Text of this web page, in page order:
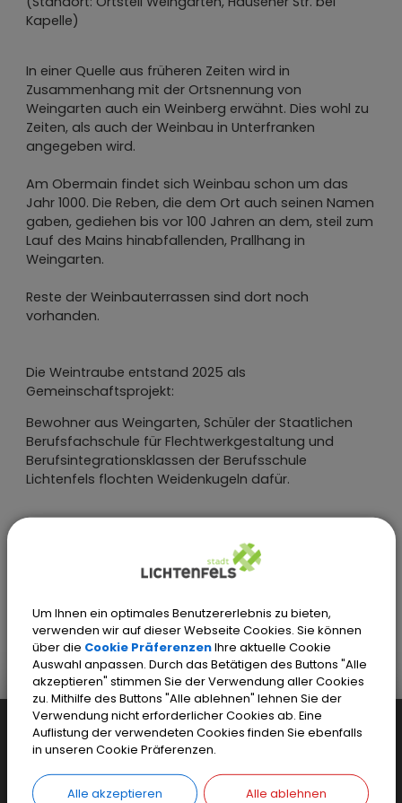
Die Korbstadtkönigin
Stadt Lichtenfels
Kultur + Tourismus
Flechtkultur
Flechtwerke in Lichtenfels und Ortsteilen
Die Weintraube
Kapelle)
In einer Quelle aus früheren Zeiten wird in
Zusammenhang mit der Ortsnennung von
Weingarten auch ein Weinberg erwähnt. Dies wohl zu
Zeiten, als auch der Weinbau in Unterfranken
angegeben wird.
Am Obermain findet sich Weinbau schon um das
Jahr 1000. Die Reben, die dem Ort auch seinen Namen
gaben, gediehen bis vor 100 Jahren an dem, steil zum
Lauf des Mains hinabfallenden, Prallhang in
Weingarten.
Reste der Weinbauterrassen sind dort noch
vorhanden.
Die Weintraube entstand 2025 als
Gemeinschaftsprojekt:
Bewohner aus Weingarten, Schüler der Staatlichen
Berufsfachschule für Flechtwerkgestaltung und
Berufsintegrationsklassen der Berufsschule
Lichtenfels flochten Weidenkugeln dafür.
Künstlerin: Irmgard Wissing, Bad Bevensen
Weiteres...
Sicheres Kontaktformular
Um Ihnen ein optimales Benutzererlebnis zu bieten,
verwenden wir auf dieser Webseite Cookies. Sie können
über die Cookie PräferenzenIhre aktuelle Cookie
Auswahl anpassen. Durch das Betätigen des Buttons "Alle
akzeptieren" stimmen Sie der Verwendung aller Cookies
zu. Mithilfe des Buttons "Alle ablehnen" lehnen Sie der
Verwendung nicht erforderlicher Cookies ab. Eine
Auflistung der verwendeten Cookies finden Sie ebenfalls
in unseren Cookie Präferenzen.
Alle akzeptieren Alle ablehnen